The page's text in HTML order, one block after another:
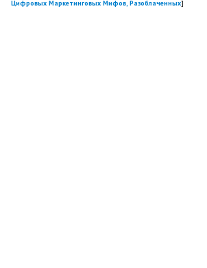
Цифровых Маркетинговых Мифов, Разоблаченных]